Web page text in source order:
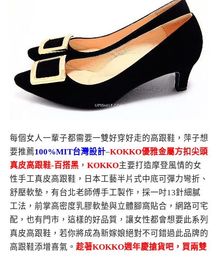
每個女人一輩子都需要一雙好穿好走的高跟鞋，萍子想
要推薦100%MIT台灣設計–KOKKO優雅金屬方扣尖頭
真皮高跟鞋-百搭黑 ， KOKKO主要打造摩登風情的女
性手工真皮高跟鞋，日本工藝半片式中底可彈力彎折、
舒壓軟墊，有台北老師傅手工製作，採一吋13針細膩
工法 ， 前掌高密度乳膠軟墊與立體腳窩貼合，網路可宅
配，也有門市，這樣的好品質，讓女性都會想要此系列
真皮高跟鞋，若你將成為新嫁娘絕對不可錯過此品牌的
高跟鞋添增喜氣。 趁著KOKKO週年慶搶貨吧，買兩雙